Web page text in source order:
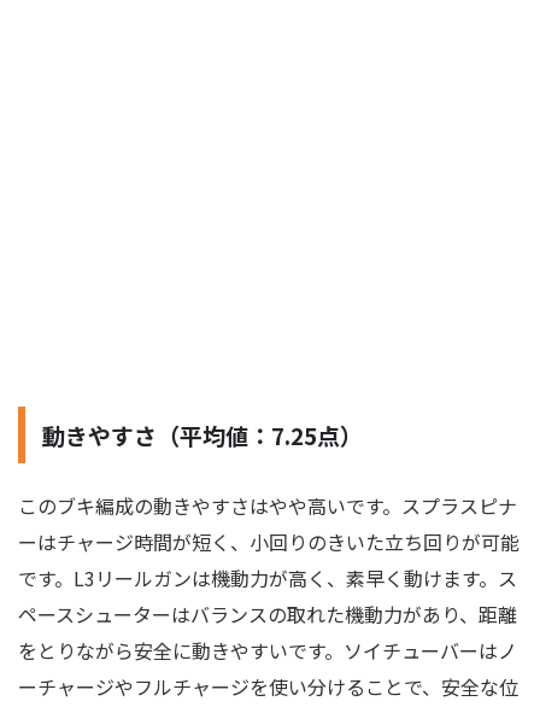
動きやすさ（平均値：7.25点）
このブキ編成の動きやすさはやや高いです。スプラスピナ
ーはチャージ時間が短く、小回りのきいた立ち回りが可能
です。L3リールガンは機動力が高く、素早く動けます。ス
ペースシューターはバランスの取れた機動力があり、距離
をとりながら安全に動きやすいです。ソイチューバーはノ
ーチャージやフルチャージを使い分けることで、安全な位